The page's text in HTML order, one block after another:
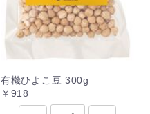
有機ひよこ豆 300g
￥918